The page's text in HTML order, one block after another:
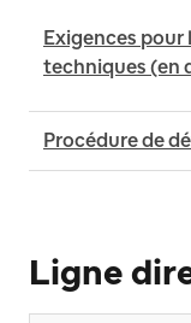
Exigences
techniques (en
Procédure de
Ligne